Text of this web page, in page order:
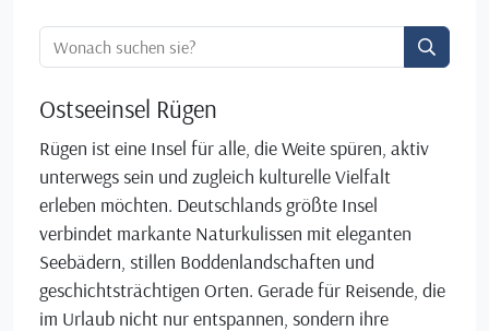
Ortssuche:
Ostseeinsel Rügen
Rügen ist eine Insel für alle, die Weite spüren, aktiv
unterwegs sein und zugleich kulturelle Vielfalt
erleben möchten. Deutschlands größte Insel
verbindet markante Naturkulissen mit eleganten
Seebädern, stillen Boddenlandschaften und
geschichtsträchtigen Orten. Gerade für Reisende, die
im Urlaub nicht nur entspannen, sondern ihre